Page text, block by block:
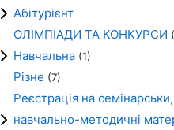
Абітурієнт
ОЛІМПІАДИ ТА КОНКУРСИ
Навчальна (1)
Різне (7)
Реєстрація на
навчально-методичні